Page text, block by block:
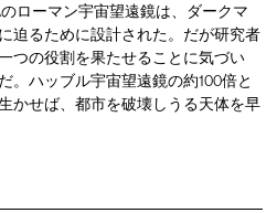
ローマン宇宙望遠鏡は、ダークマ
迫るために設計された。だが研究者
つの役割を果たせることに気づい
。ハッブル宇宙望遠鏡の約100倍と
かせば、都市を破壊しうる天体を早